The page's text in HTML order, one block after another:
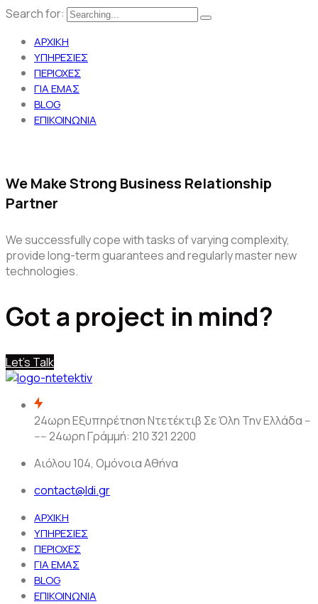
Search for:
ΑΡΧΙΚΗ
ΥΠΗΡΕΣΙΕΣ
ΠΕΡΙΟΧΕΣ
ΓΙΑ ΕΜΑΣ
BLOG
ΕΠΙΚΟΙΝΩΝΙΑ
We Make Strong Business Relationship
Partner
We successfully cope with tasks of varying complexity,
provide long-term guarantees and regularly master new
technologies.
Got a project in mind?
Let's Talk
24ωρη Εξυπηρέτηση Ντετέκτιβ Σε Όλη Την Ελλάδα --
---- 24ωρη Γράμμή: 210 321 2200
Αιόλου 104, Ομόνοια Αθήνα
contact@ldi.gr
ΑΡΧΙΚΗ
ΥΠΗΡΕΣΙΕΣ
ΠΕΡΙΟΧΕΣ
ΓΙΑ ΕΜΑΣ
BLOG
ΕΠΙΚΟΙΝΩΝΙΑ